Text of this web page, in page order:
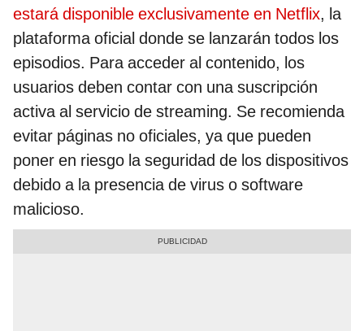
estará disponible exclusivamente en Netflix, la
plataforma oficial donde se lanzarán todos los
episodios. Para acceder al contenido, los
usuarios deben contar con una suscripción
activa al servicio de streaming. Se recomienda
evitar páginas no oficiales, ya que pueden
poner en riesgo la seguridad de los dispositivos
debido a la presencia de virus o software
malicioso.